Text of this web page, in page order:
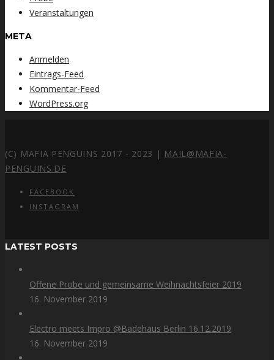
Veranstaltungen
META
Anmelden
Eintrags-Feed
Kommentar-Feed
WordPress.org
(C) MAFIA PENGUINS 2017 - 2023 | MAIL@MAFIA-
PENGUINS.DE
FACEBOOK
INSTAGRAM
LATEST POSTS
Offene Probe und gemeinsame Weihnachtsfeier 2019
16. November 2019
Electro meets Impro @Badehaus Berlin 16.12.2019
16. November 2019